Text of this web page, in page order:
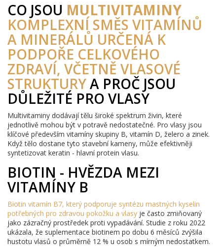
CO JSOU MULTIVITAMINY
KOMPLEXNÍ SMĚS VITAMÍNŮ
A MINERÁLŮ URČENÁ K
PODPOŘE CELKOVÉHO
ZDRAVÍ, VČETNĚ VLASOVÉ
STRUKTURYA PROČ JSOU
DŮLEŽITÉ PRO VLASY
Multivitaminy dodávají tělu široké spektrum živin, které
jednotlivě mohou být v potravě nedostatečné. Pro vlasy jsou
klíčové především vitamíny skupiny B, vitamín D, želero a zinek.
Když tělo dostane tyto stavební kameny, může efektivněji
syntetizovat keratin - hlavní protein vlasu.
BIOTIN - HVĚZDA MEZI
VITAMÍNY B
Biotin vitamín B7, který podporuje syntézu mastných kyselin
potřebných pro zdravou pokožku a vlasy je často zmiňovaný
jako zázračný prostředek proti vypadávání. Studie z roku 2022
ukázala, že suplementace biotinem po dobu 6 měsíců zvýšila
hustotu vlasů o průměrně 12 % u osob s mírným nedostatkem.